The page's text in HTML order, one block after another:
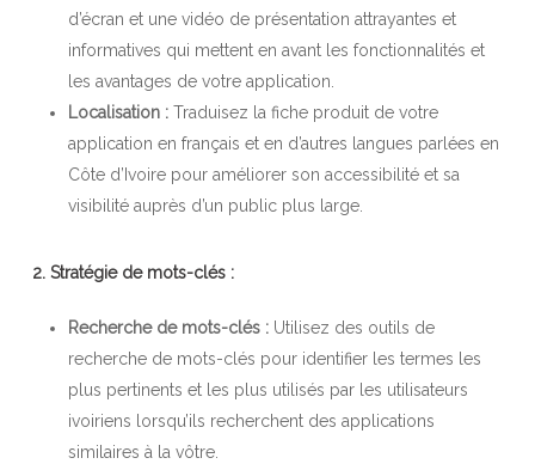
d’écran et une vidéo de présentation attrayantes et
informatives qui mettent en avant les fonctionnalités et
les avantages de votre application.
Localisation :Traduisez la fiche produit de votre
application en français et en d’autres langues parlées en
Côte d’Ivoire pour améliorer son accessibilité et sa
visibilité auprès d’un public plus large.
2. Stratégie de mots-clés :
Recherche de mots-clés :Utilisez des outils de
recherche de mots-clés pour identifier les termes les
plus pertinents et les plus utilisés par les utilisateurs
ivoiriens lorsqu’ils recherchent des applications
similaires à la vôtre.